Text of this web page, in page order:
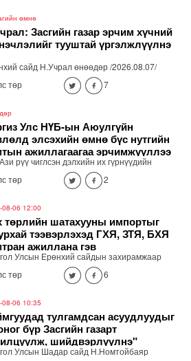
хүргэх ажил шат дараатай хэрэгжиж
өмнө
Засгийн газар эрчим хүчний
тууштай үргэлжлүүлнэ
сайд Н.Учрал өнөөдөр /2026.08.07/
3" ТӨХК-д ажиллаж, өвөлжилтийн бэлтгэл
шалгалаа.
төр 7
Улс НҮБ-ын Аюулгүйн
элсэхийн өмнө бүс нутгийн
ажиллагаагаа эрчимжүүллээ
рүү чиглсэн дэлхийн их гүрнүүдийн
болон эдийн засгийн ач холбогдол
“Төв Ази + их гүрнүүд” хэлбэрийн
Киргиз Улс олон улсын хамтын
дэх нэр хүндээ бэхжүүлж, бүс нутгийн
байдлын институцийн хөгжлийг
системтэй бодлогыг тууштай хэрэгжүүлж
төр 2
08-06 12:00
төрлийн шатахууны импортыг
тээвэрлэхэд ГХЯ, ЗТЯ, БХЯ
ажиллана гэв
Улсын Ерөнхий сайдын захирамжаар
шатахууны хангамж,
тогтворжуулах шуурхай штаб өдөр
холбогдох газрууд ажлын үр дүнгээ
үүрэг чиглэлийг өглөө.
төр 6
08-06 10:35
тулгамдсан асуудлуудыг
бүр Засгийн газарт
шийдвэрлүүлнэ"
Улсын Шадар сайд Н.Номтойбаяр